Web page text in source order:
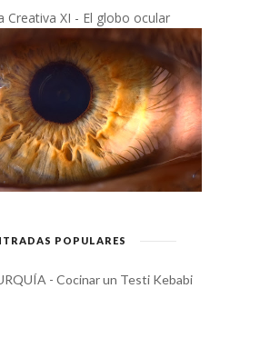
Creativa XI - El globo ocular
POPULARES
- Cocinar un Testi Kebabi